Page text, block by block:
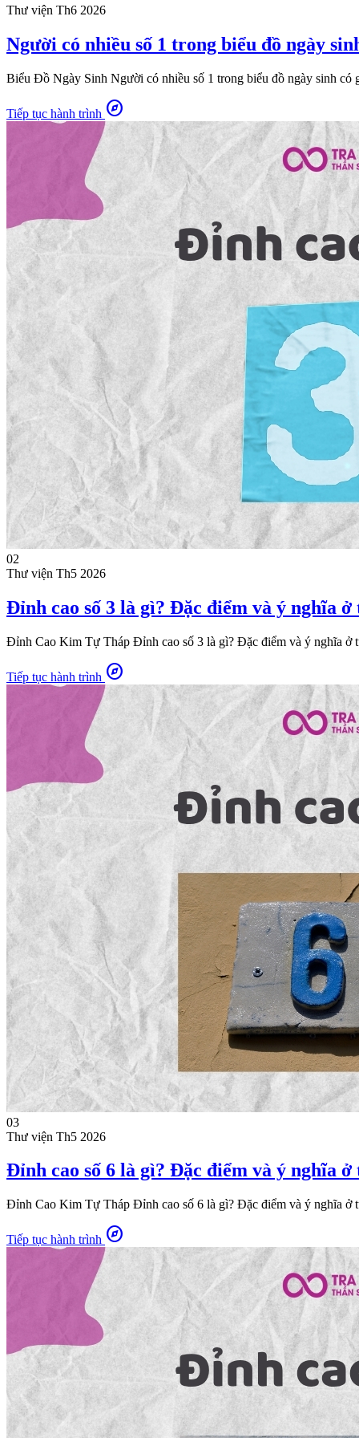
Thư viện Th6 2026
Người có nhiều số 1 trong biểu đồ ngày
Biểu Đồ Ngày Sinh Người có nhiều số 1 trong biểu đồ ngày sinh có
Tiếp tục hành trình explore
02
Thư viện Th5 2026
Đỉnh cao số 3 là gì? Đặc điểm và ý nghĩa
Đỉnh Cao Kim Tự Tháp Đỉnh cao số 3 là gì? Đặc điểm và ý nghĩa ở
Tiếp tục hành trình explore
03
Thư viện Th5 2026
Đỉnh cao số 6 là gì? Đặc điểm và ý nghĩa
Đỉnh Cao Kim Tự Tháp Đỉnh cao số 6 là gì? Đặc điểm và ý nghĩa ở
Tiếp tục hành trình explore